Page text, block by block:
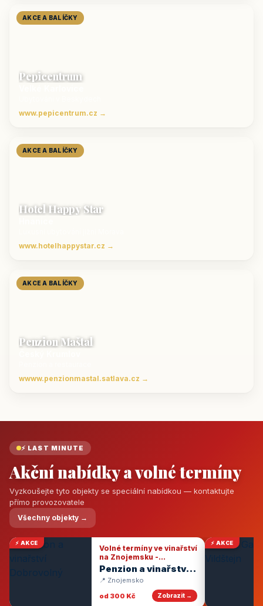
AKCE A BALÍČKY
Pepicentrum
www.pepicentrum.cz →
AKCE A BALÍČKY
Hotel Happy Star
www.hotelhappystar.cz →
AKCE A BALÍČKY
Penzion Maštal
wwww.penzionmastal.satlava.cz →
⚡ LAST MINUTE
Akční nabídky a volné termíny
Vyzkoušejte tyto objekty se speciální nabídkou — kontaktujte
přímo provozovatele
Všechny objekty →
⚡ AKCE
Volné termíny ve vinařství
na Znojemsku -
degustace vín
Penzion a vinařství
Dobrovolný
📍 Znojemsko
od 300 Kč
Zobrazit →
⚡ AKCE